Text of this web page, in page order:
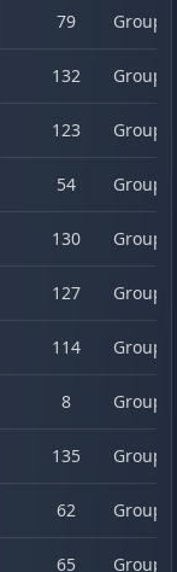
79 Group
132 Group
123 Group
54 Group
130 Group
127 Group
114 Group
8 Group
135 Group
62 Group
65 Group